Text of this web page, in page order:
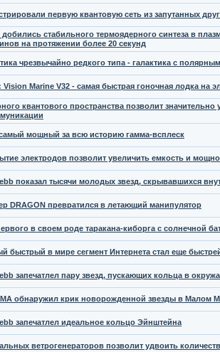
первую квантовую сеть из запутанных
стабильного термоядерного синтеза в
на протяжении более 20 секунд
чрезвычайно редкого типа - галактика с
Marine V32 - самая быстрая гоночная лодка на
квантового пространства позволит значительно
мощный за всю историю гамма-всплеск
электродов позволит увеличить емкость и
показал тысячи молодых звезд, скрывавшихся
DRAGON превратился в летающий манипулятор
в своем роде таракана-киборга с солнечной
быстрый в мире сегмент Интернета стал еще
запечатлел пару звезд, пускающих кольца в
обнаружил крик новорожденной звезды в Малом
запечатлел идеальное кольцо Эйнштейна
ветрогенераторов позволит удвоить